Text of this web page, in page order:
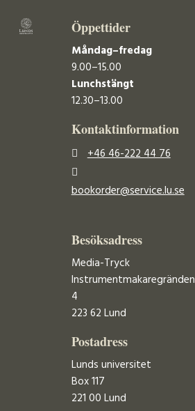
Öppettider
Måndag–fredag
9.00–15.00
Lunchstängt
12.30–13.00
Kontaktinformation
+46 46-222 44 76
bookorder@service.lu.se
Besöksadress
Media-Tryck
Instrumentmakaregränden
4
223 62 Lund
Postadress
Lunds universitet
Box 117
221 00 Lund